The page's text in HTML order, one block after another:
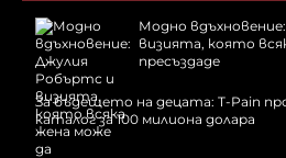
Модно
визията, която
пресъздаде
За бъдещето на децата: T-Pain
каталог за 100 милиона долара